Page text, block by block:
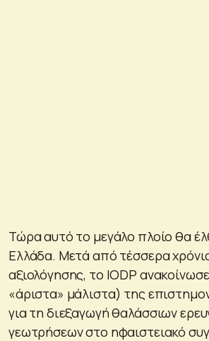
Τώρα αυτό το μεγάλο πλοίο θα
Ελλάδα. Μετά από τέσσερα
αξιολόγησης, το IODP
«άριστα» μάλιστα) της
για τη διεξαγωγή θαλάσσιων
γεωτρήσεων στο ηφαιστειακό